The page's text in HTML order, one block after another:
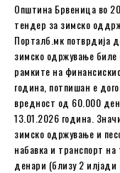
Општина Брвеница во
тендер за зимско
Порталб.мк потврдија
зимско одржување биле
рамките на
година, потпишан е
вредност од 60.000
13.01.2026 година.
зимско одржување и
набавка и транспорт
денари (близу 2